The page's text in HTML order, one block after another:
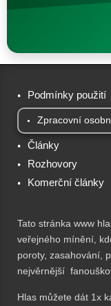
Podmínky použití
Zpracovní
Články
Rozhovory
Komerční články
Tato stránka www
veřejného mínění,
poroty, zasahování,
nejvěrnější
Hlas můžete dát 1x